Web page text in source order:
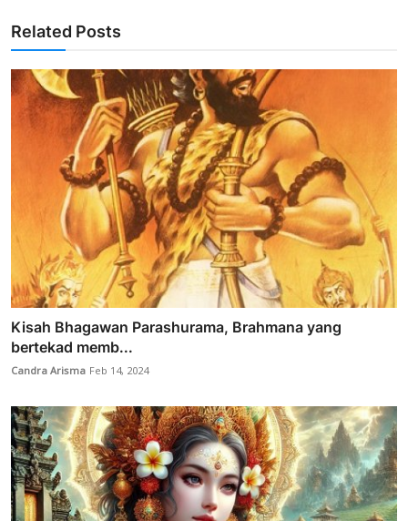
Related Posts
Kisah Bhagawan Parashurama, Brahmana yang
bertekad memb...
Candra Arisma Feb 14, 2024